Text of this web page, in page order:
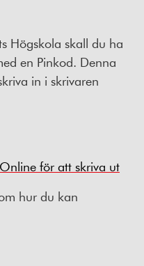
Högskola skall du ha
en Pinkod. Denna
in i skrivaren
för att skriva ut
hur du kan